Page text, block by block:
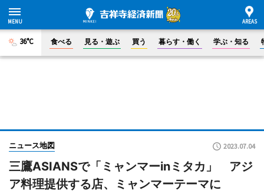
36°C 食べる 見る・遊ぶ 買う 暮らす・働く 学ぶ・知る
ニュース地図 2023.07.04
三鷹ASIANSで「ミャンマーinミタカ」 アジ
ア料理提供する店、ミャンマーテーマに